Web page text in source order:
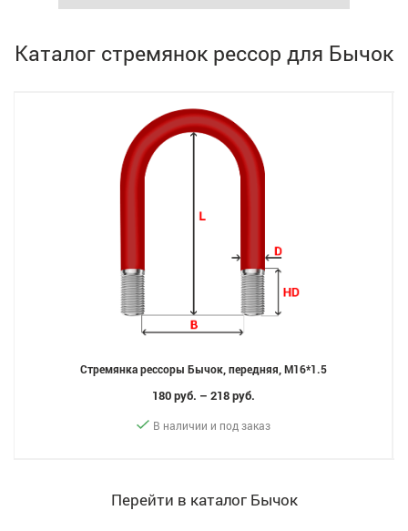
Каталог стремянок рессор для Бычок
Стремянка рессоры Бычок, передняя, M16*1.5
180 руб. – 218 руб.
В наличии и под заказ
Перейти в каталог Бычок